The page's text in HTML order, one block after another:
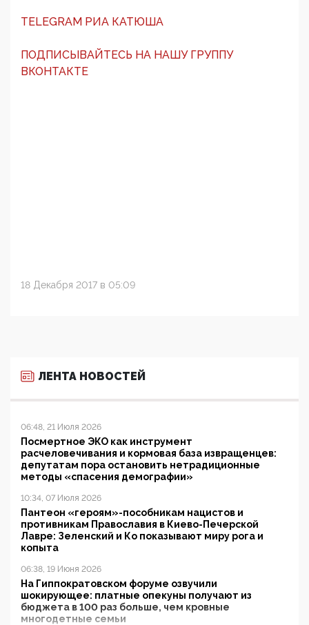
TELEGRAM РИА КАТЮША
ПОДПИСЫВАЙТЕСЬ НА НАШУ ГРУППУ
ВКОНТАКТЕ
18 Декабря 2017 в 05:09
ЛЕНТА НОВОСТЕЙ
06:48, 21 Июля 2026
Посмертное ЭКО как инструмент
расчеловечивания и кормовая база извращенцев:
депутатам пора остановить нетрадиционные
методы «спасения демографии»
10:34, 07 Июля 2026
Пантеон «героям»-пособникам нацистов и
противникам Православия в Киево-Печерской
Лавре: Зеленский и Ко показывают миру рога и
копыта
06:38, 19 Июня 2026
На Гиппократовском форуме озвучили
шокирующее: платные опекуны получают из
бюджета в 100 раз больше, чем кровные
многодетные семьи